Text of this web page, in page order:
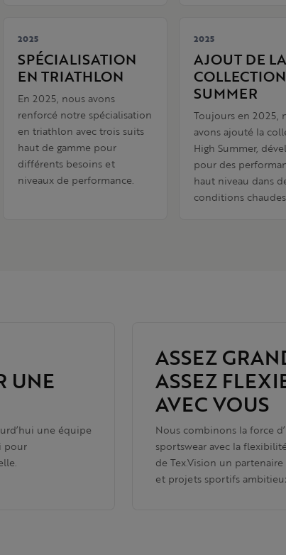
2025
SPÉCIALISATION
EN TRIATHLON
En 2025, nous avons
renforcé notre spécialisation
en triathlon avec trois suits
haut de gamme pour
différents besoins et
niveaux de performance.
2025
AJOUT DE LA
SUMMER
Toujours en 2025,
avons ajouté la
High Summer,
pour des
haut niveau dans
conditions
UNE
une équipe
pour
ASSEZ
ASSEZ
AVEC VOUS
Nous combinons la force
sportswear avec la
de Tex.Vision un
et projets sportifs